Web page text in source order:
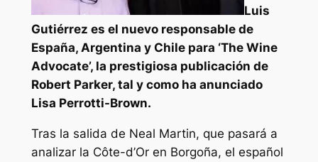
Luis
Gutiérrez es el nuevo responsable de
España, Argentina y Chile para ‘The Wine
Advocate’, la prestigiosa publicación de
Robert Parker, tal y como ha anunciado
Lisa Perrotti-Brown.
Tras la salida de Neal Martin, que pasará a
analizar la Côte-d’Or en Borgoña, el español